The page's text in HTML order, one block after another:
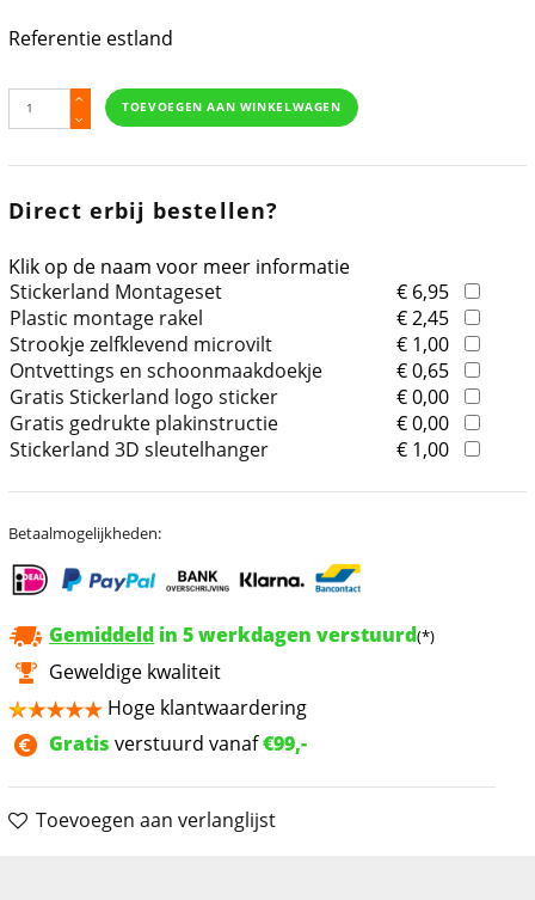
Referentie estland
TOEVOEGEN AAN WINKELWAGEN
Direct erbij bestellen?
Klik op de naam voor meer informatie
Stickerland Montageset
€ 6,95
Plastic montage rakel
€ 2,45
Strookje zelfklevend microvilt
€ 1,00
Ontvettings en schoonmaakdoekje
€ 0,65
Gratis Stickerland logo sticker
€ 0,00
Gratis gedrukte plakinstructie
€ 0,00
Stickerland 3D sleutelhanger
€ 1,00
Betaalmogelijkheden:
Gemiddeld in 5 werkdagen verstuurd(*)
Geweldige kwaliteit
Hoge klantwaardering
Gratis verstuurd vanaf€99,-
Toevoegen aan verlanglijst